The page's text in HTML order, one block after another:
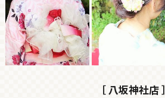
［ 八坂神社店 ］